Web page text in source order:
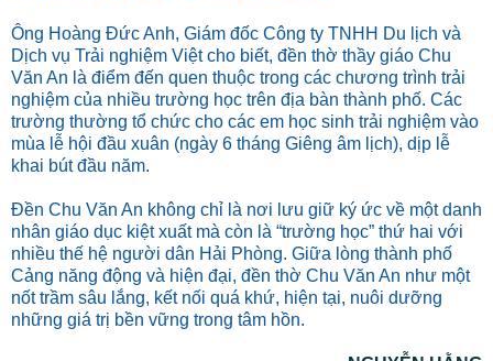
Ông Hoàng Đức Anh, Giám đốc Công ty TNHH Du lịch và
Dịch vụ Trải nghiệm Việt cho biết, đền thờ thầy giáo Chu
Văn An là điểm đến quen thuộc trong các chương trình trải
nghiệm của nhiều trường học trên địa bàn thành phố. Các
trường thường tổ chức cho các em học sinh trải nghiệm vào
mùa lễ hội đầu xuân (ngày 6 tháng Giêng âm lịch), dịp lễ
khai bút đầu năm.
Đền Chu Văn An không chỉ là nơi lưu giữ ký ức về một danh
nhân giáo dục kiệt xuất mà còn là “trường học” thứ hai với
nhiều thế hệ người dân Hải Phòng. Giữa lòng thành phố
Cảng năng động và hiện đại, đền thờ Chu Văn An như một
nốt trầm sâu lắng, kết nối quá khứ, hiện tại, nuôi dưỡng
những giá trị bền vững trong tâm hồn.